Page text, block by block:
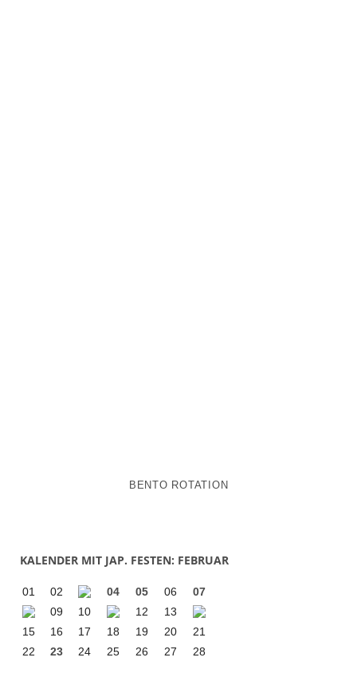
BENTO ROTATION
KALENDER MIT JAP. FESTEN: FEBRUAR
01 02 04 05 06
07
09
10 12
13
15
16 17 18 19 20
21
22
23 24 25 26 27 28